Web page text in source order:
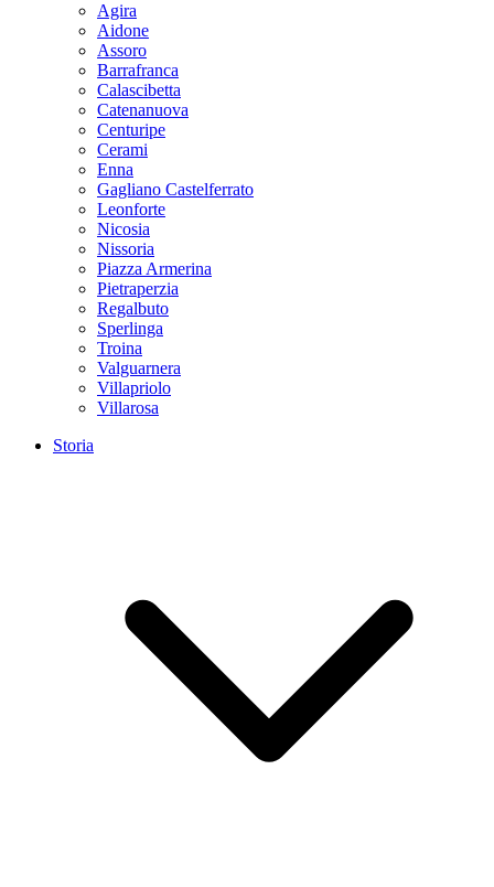
Agira
Aidone
Assoro
Barrafranca
Calascibetta
Catenanuova
Centuripe
Cerami
Enna
Gagliano Castelferrato
Leonforte
Nicosia
Nissoria
Piazza Armerina
Pietraperzia
Regalbuto
Sperlinga
Troina
Valguarnera
Villapriolo
Villarosa
Storia